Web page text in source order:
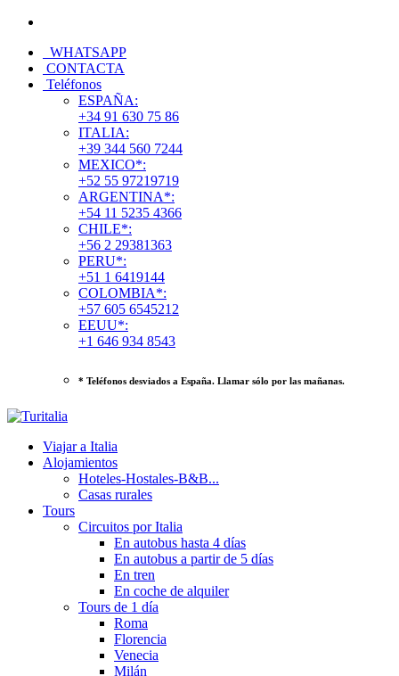
WHATSAPP
CONTACTA
Teléfonos
ESPAÑA:
+34 91 630 75 86
ITALIA:
+39 344 560 7244
MEXICO*:
+52 55 97219719
ARGENTINA*:
+54 11 5235 4366
CHILE*:
+56 2 29381363
PERU*:
+51 1 6419144
COLOMBIA*:
+57 605 6545212
EEUU*:
+1 646 934 8543
* Teléfonos desviados a España. Llamar sólo por las mañanas.
Viajar a Italia
Alojamientos
Hoteles-Hostales-B&B...
Casas rurales
Tours
Circuitos por Italia
En autobus hasta 4 días
En autobus a partir de 5 días
En tren
En coche de alquiler
Tours de 1 día
Roma
Florencia
Venecia
Milán